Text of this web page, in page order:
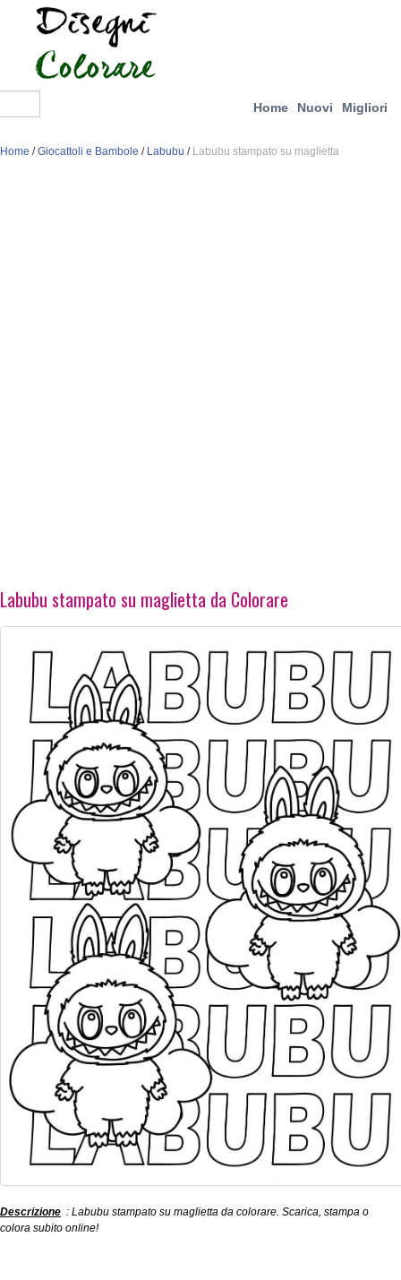
Home Nuovi Migliori
Home /Giocattoli e Bambole / Labubu / Labubu stampato su maglietta
Labubu stampato su maglietta da Colorare
Descrizione : Labubu stampato su maglietta da colorare. Scarica, stampa o
colora subito online!